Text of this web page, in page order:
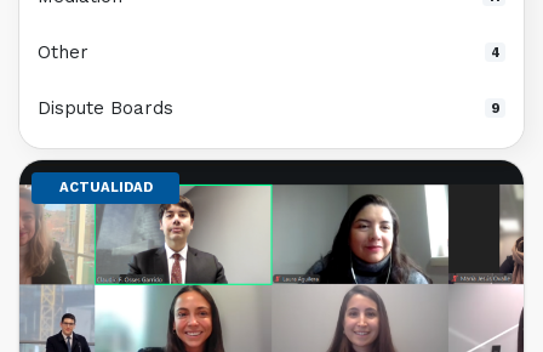
ACTUALIDAD
Other 4
Dispute Boards 9